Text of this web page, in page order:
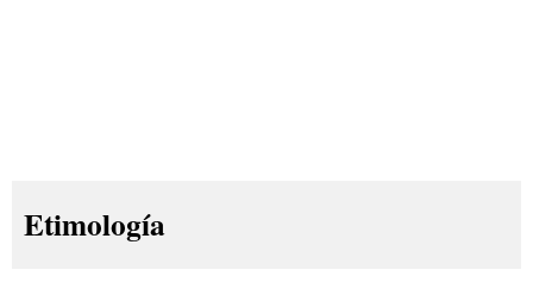
Etimología